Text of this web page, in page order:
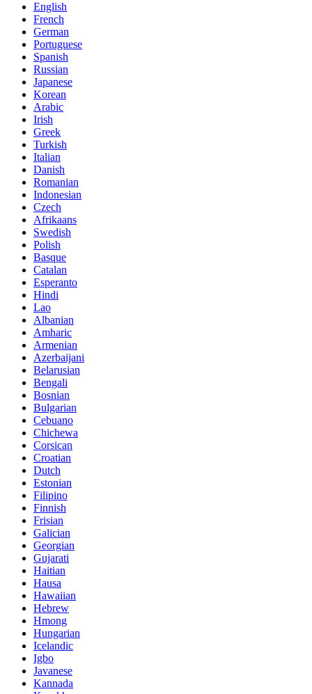
English
French
German
Portuguese
Spanish
Russian
Japanese
Korean
Arabic
Irish
Greek
Turkish
Italian
Danish
Romanian
Indonesian
Czech
Afrikaans
Swedish
Polish
Basque
Catalan
Esperanto
Hindi
Lao
Albanian
Amharic
Armenian
Azerbaijani
Belarusian
Bengali
Bosnian
Bulgarian
Cebuano
Chichewa
Corsican
Croatian
Dutch
Estonian
Filipino
Finnish
Frisian
Galician
Georgian
Gujarati
Haitian
Hausa
Hawaiian
Hebrew
Hmong
Hungarian
Icelandic
Igbo
Javanese
Kannada